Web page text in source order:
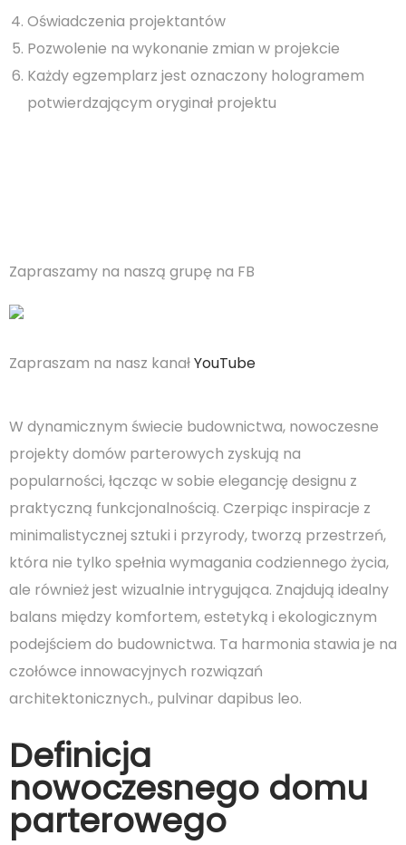
Oświadczenia projektantów
Pozwolenie na wykonanie zmian w projekcie
Każdy egzemplarz jest oznaczony hologramem
potwierdzającym oryginał projektu
Zapraszamy na naszą grupę na FB
Zapraszam na nasz kanałYouTube
W dynamicznym świecie budownictwa, nowoczesne
projekty domów parterowych zyskują na
popularności, łącząc w sobie elegancję designu z
praktyczną funkcjonalnością. Czerpiąc inspiracje z
minimalistycznej sztuki i przyrody, tworzą przestrzeń,
która nie tylko spełnia wymagania codziennego życia,
ale również jest wizualnie intrygująca. Znajdują idealny
balans między komfortem, estetyką i ekologicznym
podejściem do budownictwa. Ta harmonia stawia je na
czołówce innowacyjnych rozwiązań
architektonicznych., pulvinar dapibus leo.
Definicja
nowoczesnego domu
parterowego